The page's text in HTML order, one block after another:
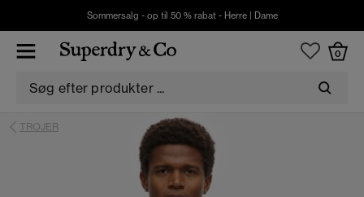
Sommersalg - op til 50 % rabat - Herre| Dame
0
TROJER